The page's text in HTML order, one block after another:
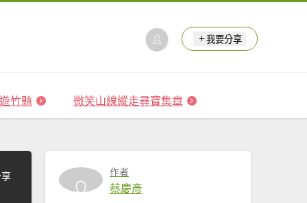
我要分享
竹縣 微笑山線縱走尋寶集章
作者
蔡慶彥